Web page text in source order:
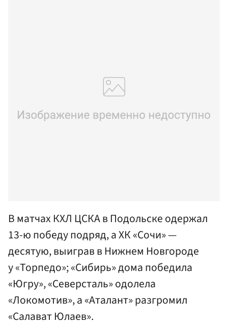
В матчах КХЛ ЦСКА в Подольске одержал
13-ю победу подряд, а ХК «Сочи» —
десятую, выиграв в Нижнем Новгороде
у «Торпедо»; «Сибирь» дома победила
«Югру», «Северсталь» одолела
«Локомотив», а «Аталант» разгромил
«Салават Юлаев».